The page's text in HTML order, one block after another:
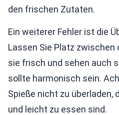
den frischen Zutaten.
Ein weiterer Fehler ist die
Lassen Sie Platz zwischen
sie frisch und sehen auch
sollte harmonisch sein.
Spieße nicht zu überladen,
und leicht zu essen sind.